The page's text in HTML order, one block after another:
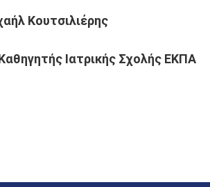
Κουτσιλιέρης
Ιατρικής Σχολής ΕΚΠΑ